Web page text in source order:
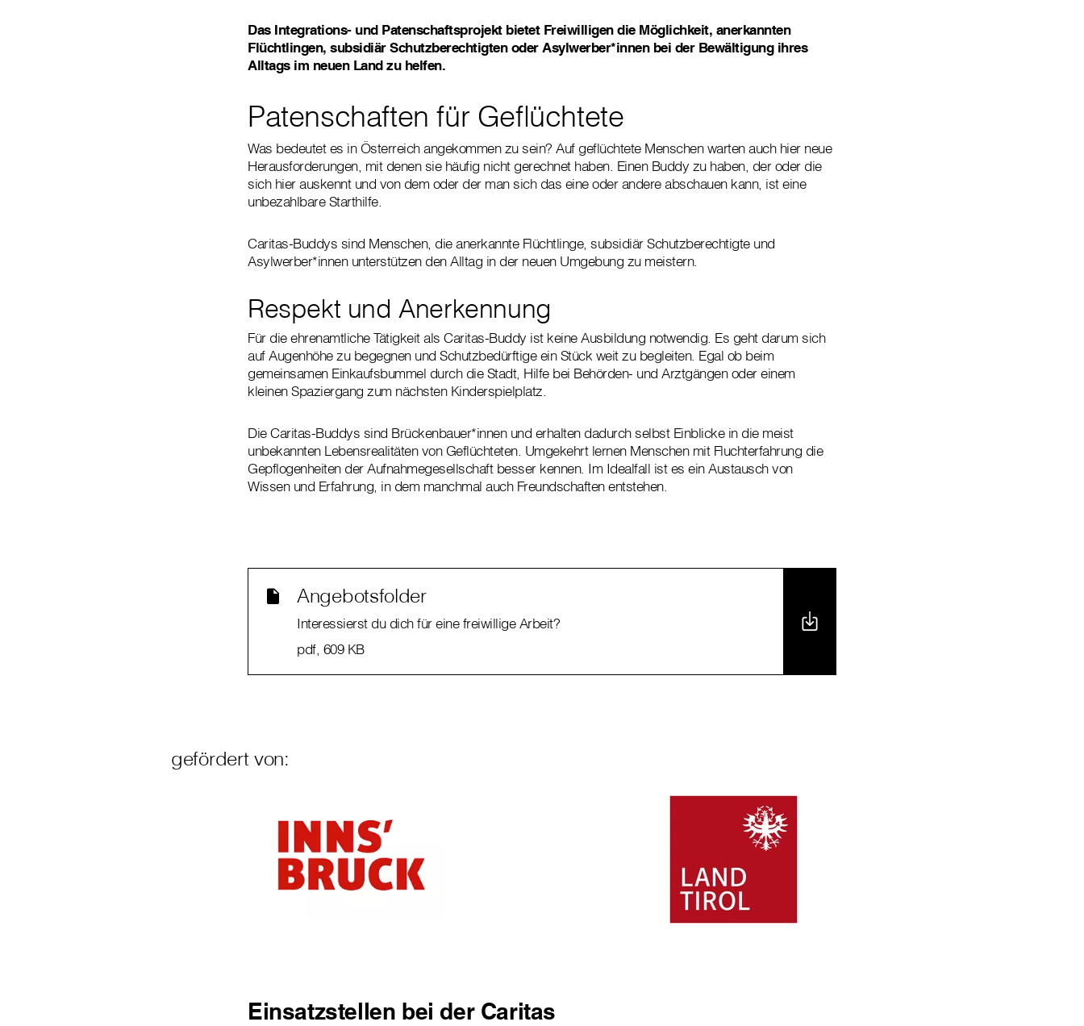
Das Integrations- und Patenschaftsprojekt bietet Freiwilligen die Möglichkeit, anerkannten
Flüchtlingen, subsidiär Schutzberechtigten oder Asylwerber*innen bei der Bewältigung ihres
Alltags im neuen Land zu helfen.
Patenschaften für Geflüchtete
Was bedeutet es in Österreich angekommen zu sein? Auf geflüchtete Menschen warten auch hier neue
Herausforderungen, mit denen sie häufig nicht gerechnet haben. Einen Buddy zu haben, der oder die
sich hier auskennt und von dem oder der man sich das eine oder andere abschauen kann, ist eine
unbezahlbare Starthilfe.
Caritas-Buddys sind Menschen, die anerkannte Flüchtlinge, subsidiär Schutzberechtigte und
Asylwerber*innen unterstützen den Alltag in der neuen Umgebung zu meistern.
Respekt und Anerkennung
Für die ehrenamtliche Tätigkeit als Caritas-Buddy ist keine Ausbildung notwendig. Es geht darum sich
auf Augenhöhe zu begegnen und Schutzbedürftige ein Stück weit zu begleiten. Egal ob beim
gemeinsamen Einkaufsbummel durch die Stadt, Hilfe bei Behörden- und Arztgängen oder einem
kleinen Spaziergang zum nächsten Kinderspielplatz.
Die Caritas-Buddys sind Brückenbauer*innen und erhalten dadurch selbst Einblicke in die meist
unbekannten Lebensrealitäten von Geflüchteten. Umgekehrt lernen Menschen mit Fluchterfahrung die
Gepflogenheiten der Aufnahmegesellschaft besser kennen. Im Idealfall ist es ein Austausch von
Wissen und Erfahrung, in dem manchmal auch Freundschaften entstehen.
Angebotsfolder
Interessierst du dich für eine freiwillige Arbeit?
pdf, 609 KB
gefördert von:
Einsatzstellen bei der Caritas